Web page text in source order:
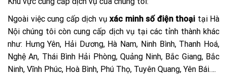
Ngoài việc cung cấp dịch vụ xác minh số điện thoại tại Hà
Nội chúng tôi còn cung cấp dịch vụ tại các tỉnh thành khác
như: Hưng Yên, Hải Dương, Hà Nam, Ninh Bình, Thanh Hoá,
Nghệ An, Thái Bình Hải Phòng, Quảng Ninh, Bắc Giang, Bắc
Ninh, Vĩnh Phúc, Hoà Bình, Phú Thọ, Tuyên Quang, Yên Bái….